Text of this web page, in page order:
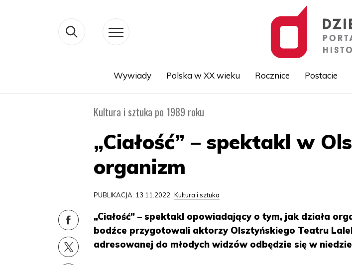
Wywiady Polska w XX wieku Rocznice Postacie
Kultura i sztuka po 1989 roku
„Ciałość” – spektakl w
organizm
PUBLIKACJA: 13.11.2022 Kultura i sztuka
„Ciałość” – spektakl opowiadający o tym, jak działa
bodźce przygotowali aktorzy Olsztyńskiego Teatru
adresowanej do młodych widzów odbędzie się w